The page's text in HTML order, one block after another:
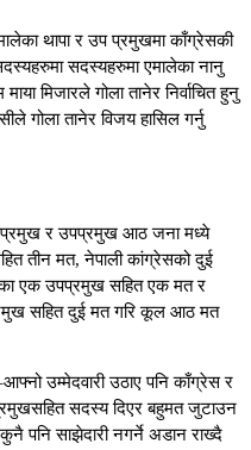
थापा र उप प्रमुखमा काँग्रेसकी
सदस्यहरुमा एमालेका नानु
माया मिजारले गोला तानेर निर्वाचित हुनु
गोला तानेर विजय हासिल गर्नु
प्रमुख र उपप्रमुख आठ जना मध्ये
तीन मत, नेपाली कांग्रेसको दुई
एक उपप्रमुख सहित एक मत र
सहित दुई मत गरि कूल आठ मत
उम्मेदवारी उठाए पनि काँग्रेस र
सदस्य दिएर बहुमत जुटाउन
पनि साझेदारी नगर्ने अडान राख्दै